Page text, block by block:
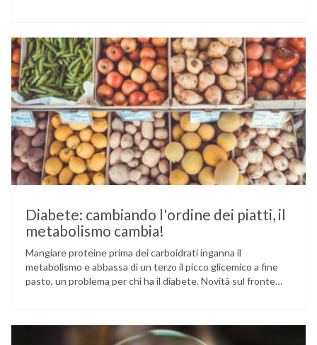
utilizzati per la preparazione di numerosi piatti, ma …
Diabete: cambiando l'ordine dei piatti, il
metabolismo cambia!
Mangiare proteine prima dei carboidrati inganna il
metabolismo e abbassa di un terzo il picco glicemico a fine
pasto, un problema per chi ha il diabete. Novità sul fronte
come ingannare il metabolismo ed evitare che gli zuccheri …